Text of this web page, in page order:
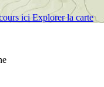
iciExplorer la carte